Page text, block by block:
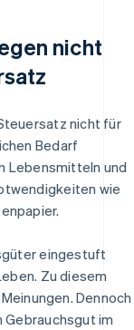
nicht
nicht für
Bedarf
Lebensmitteln und
wie
eingestuft
Zu diesem
Dennoch
Gebrauchsgut im